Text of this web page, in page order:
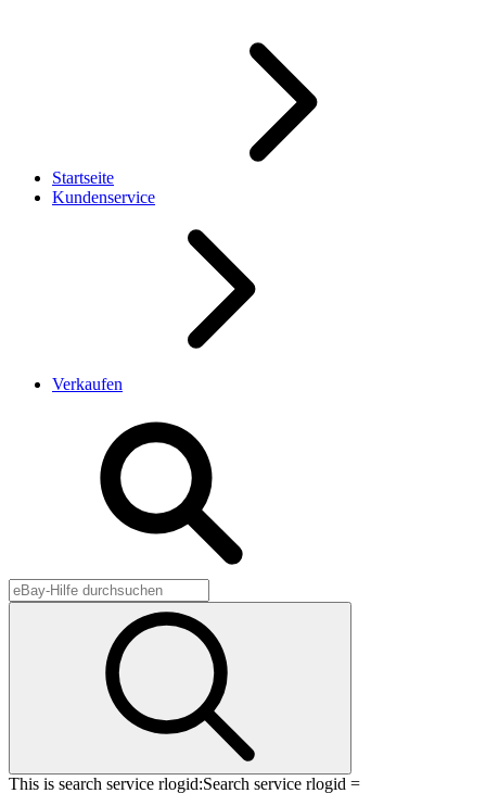
Startseite
Kundenservice
Verkaufen
This is search service rlogid:Search service rlogid =